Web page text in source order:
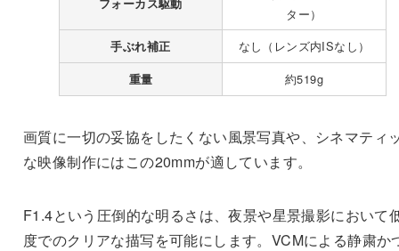
ター）
手ぶれ補正 なし（レンズ内ISなし）
重量 約519g
画質に一切の妥協をしたくない風景写真や、シネマティ
な映像制作にはこの20mmが適しています。
F1.4という圧倒的な明るさは、夜景や星景撮影において
度でのクリアな描写を可能にします。VCMによる静粛か